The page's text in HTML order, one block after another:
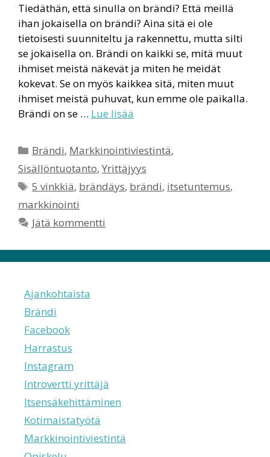
Tiedäthän, että sinulla on brändi? Että meillä
ihan jokaisella on brändi? Aina sitä ei ole
tietoisesti suunniteltu ja rakennettu, mutta silti
se jokaisella on. Brändi on kaikki se, mitä muut
ihmiset meistä näkevät ja miten he meidät
kokevat. Se on myös kaikkea sitä, miten muut
ihmiset meistä puhuvat, kun emme ole paikalla.
Brändi on se … Lue lisää
Kategoriat
Brändi, Markkinointiviestintä,
Sisällöntuotanto, Yrittäjyys
Avainsanat
5 vinkkiä, brändäys, brändi, itsetuntemus,
markkinointi
Jätä kommentti
Ajankohtaista
Brändi
Facebook
Harrastus
Instagram
Introvertti yrittäjä
Itsensäkehittäminen
Kotimaistatyötä
Markkinointiviestintä